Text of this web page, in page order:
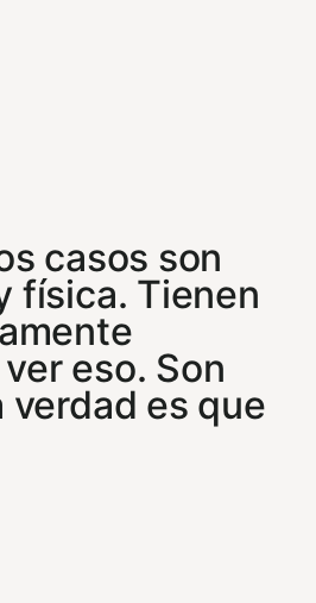
casos son
física. Tienen
eso. Son
verdad es que